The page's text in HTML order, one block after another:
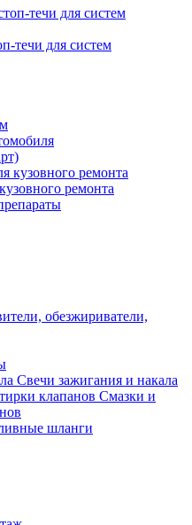
течи для систем
ремонта
обезжириватели,
Свечи зажигания и накала
Смазки и
шланги